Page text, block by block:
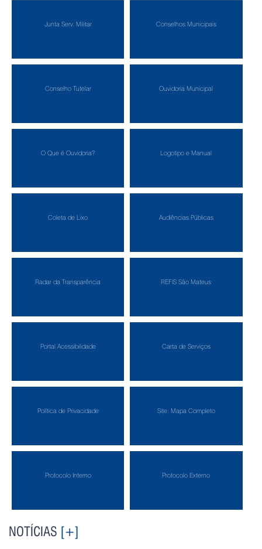
Junta Serv. Militar Conselhos Municipais
Conselho Tutelar Ouvidoria Municipal
O Que é Ouvidoria? Logotipo e Manual
Coleta de Lixo Audiências Públicas
Radar da Transparência REFIS São Mateus
Portal Acessibilidade Carta de Serviços
Política de Privacidade Site: Mapa Completo
Protocolo Interno Protocolo Externo
NOTÍCIAS [+]